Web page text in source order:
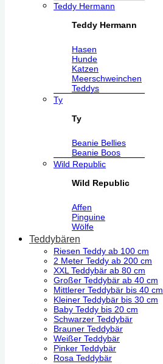
Teddy Hermann
Teddy Hermann
Hasen
Hunde
Katzen
Meerschweinchen
Teddys
Ty
Ty
Beanie Bellies
Beanie Boos
Wild Republic
Wild Republic
Affen
Pinguine
Wölfe
Teddybären
Riesen Teddy ab 100 cm
2 Meter Teddy ab 200 cm
XXL Teddybär ab 80 cm
Großer Teddybär ab 40 cm
Mittlerer Teddybär bis 40 cm
Kleiner Teddybär bis 30 cm
Baby Teddy bis 20 cm
Schwarzer Teddybär
Brauner Teddybär
Weißer Teddybär
Pinker Teddybär
Rosa Teddybär